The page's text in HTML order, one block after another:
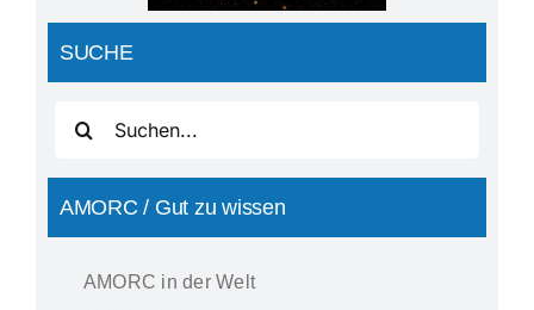
SUCHE
nach:
AMORC / Gut zu wissen
AMORC in der Welt